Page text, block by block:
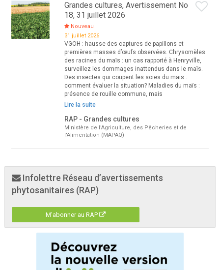
Grandes cultures, Avertissement No
18, 31 juillet 2026
Nouveau
31 juillet 2026
VGOH : hausse des captures de papillons et
premières masses d’œufs observées. Chrysomèles
des racines du maïs : un cas rapporté à Henryville,
surveillez les dommages inattendus dans le maïs.
Des insectes qui coupent les soies du maïs :
comment évaluer la situation? Maladies du maïs :
présence de rouille commune, mais
Lire la suite
RAP - Grandes cultures
Ministère de l'Agriculture, des Pêcheries et de
l'Alimentation (MAPAQ)
Infolettre Réseau d’avertissements
phytosanitaires (RAP)
M'abonner au RAP